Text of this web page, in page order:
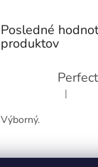
Posledné
produktov
|
Výborný.